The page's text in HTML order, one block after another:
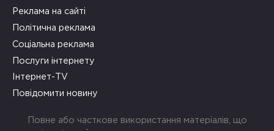
Реклама на сайті
Політична реклама
Соціальна реклама
Послуги інтернету
Інтернет-TV
Повідомити новину
Повне або часткове використання матеріалів, що